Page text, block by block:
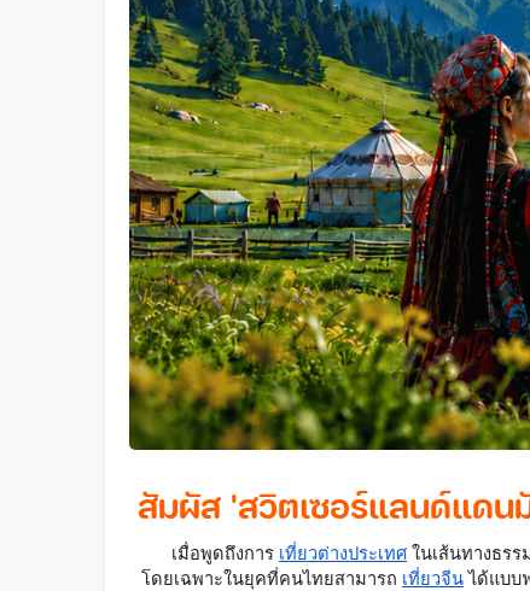
สัมผัส 'สวิตเซอร์แลนด์แดน
เมื่อพูดถึงการ เที่ยวต่างประเทศ ในเส้นทางธร
โดยเฉพาะในยุคที่คนไทยสามารถ เที่ยวจีน ได้แบบ